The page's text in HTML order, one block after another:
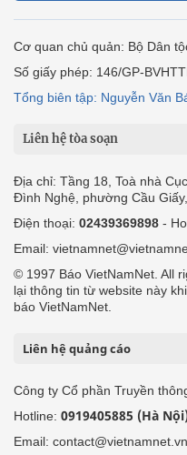
Cơ quan chủ quản: Bộ Dân
Số giấy phép: 146/GP-
Tổng biên tập: Nguyễn Văn
Liên hệ tòa soạn
Địa chỉ: Tầng 18, Toà nhà
Đình Nghệ, phường Cầu Giấy,
Điện thoại: 02439369898 -
Email:
© 1997 Báo VietNamNet. All
lại thông tin từ website này
báo VietNamNet.
Liên hệ quảng cáo
Công ty Cổ phần Truyền
Hotline: 0919405885 (Hà
Email: contact@vietnamnet.vn